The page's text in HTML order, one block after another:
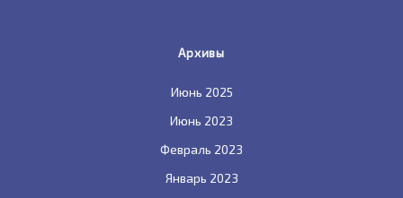
Архивы
Июнь 2025
Июнь 2023
Февраль 2023
Январь 2023